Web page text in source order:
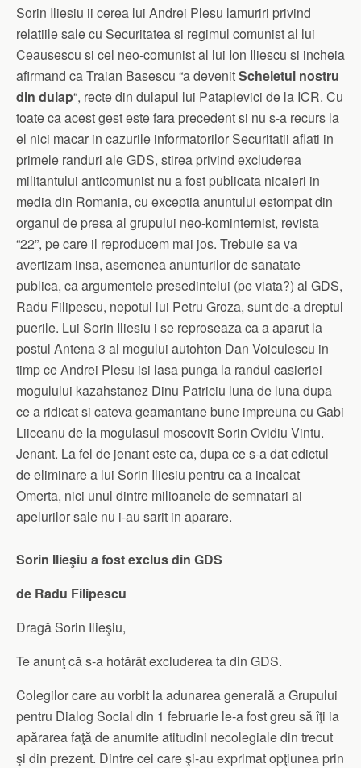
Sorin Iliesiu ii cerea lui Andrei Plesu lamuriri privind
relatiile sale cu Securitatea si regimul comunist al lui
Ceausescu si cel neo-comunist al lui Ion Iliescu si incheia
afirmand ca Traian Basescu “a devenitScheletul nostru
din dulap“, recte din dulapul lui Patapievici de la ICR. Cu
toate ca acest gest este fara precedent si nu s-a recurs la
el nici macar in cazurile informatorilor Securitatii aflati in
primele randuri ale GDS, stirea privind excluderea
militantului anticomunist nu a fost publicata nicaieri in
media din Romania, cu exceptia anuntului estompat din
organul de presa al grupului neo-kominternist, revista
“22”, pe care il reproducem mai jos. Trebuie sa va
avertizam insa, asemenea anunturilor de sanatate
publica, ca argumentele presedintelui (pe viata?) al GDS,
Radu Filipescu, nepotul lui Petru Groza, sunt de-a dreptul
puerile. Lui Sorin Iliesiu i se reproseaza ca a aparut la
postul Antena 3 al mogului autohton Dan Voiculescu in
timp ce Andrei Plesu isi lasa punga la randul casieriei
mogulului kazahstanez Dinu Patriciu luna de luna dupa
ce a ridicat si cateva geamantane bune impreuna cu Gabi
Liiceanu de la mogulasul moscovit Sorin Ovidiu Vintu.
Jenant. La fel de jenant este ca, dupa ce s-a dat edictul
de eliminare a lui Sorin Iliesiu pentru ca a incalcat
Omerta, nici unul dintre milioanele de semnatari ai
apelurilor sale nu i-au sarit in aparare.
Sorin Ilieşiu a fost exclus din GDS
de Radu Filipescu
Dragă Sorin Ilieşiu,
Te anunţ că s-a hotărât excluderea ta din GDS.
Colegilor care au vorbit la adunarea generală a Grupului
pentru Dialog Social din 1 februarie le-a fost greu să îţi ia
apărarea faţă de anumite atitudini necolegiale din trecut
şi din prezent. Dintre cei care şi-au exprimat opţiunea prin